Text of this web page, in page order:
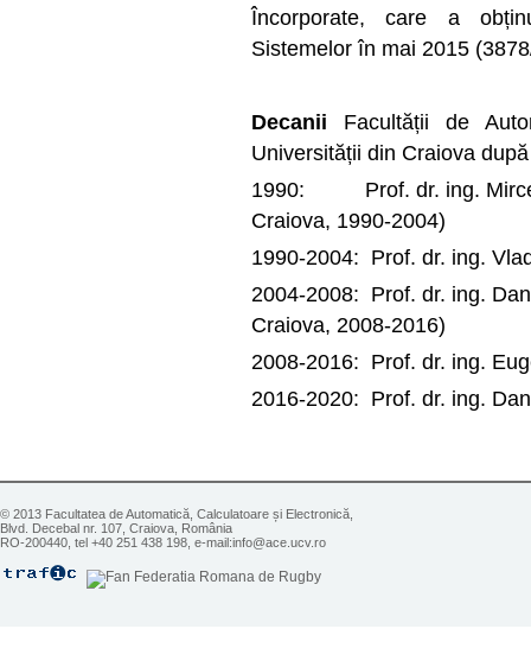
Încorporate, care a
Sistemelor în mai 2015
Decanii Facultății de
Universității din Craiova
1990: Prof. dr. ing. Mircea
Craiova, 1990-2004)
1990-2004: Prof. dr. ing.
2004-2008: Prof. dr. ing.
Craiova, 2008-2016)
2008-2016: Prof. dr. ing.
2016-2020: Prof. dr. ing.
© 2013 Facultatea de Automatică, Calculatoare și Electronică,
Blvd. Decebal nr. 107, Craiova, România
RO-200440, tel +40 251 438 198, e-mail:info@ace.ucv.ro